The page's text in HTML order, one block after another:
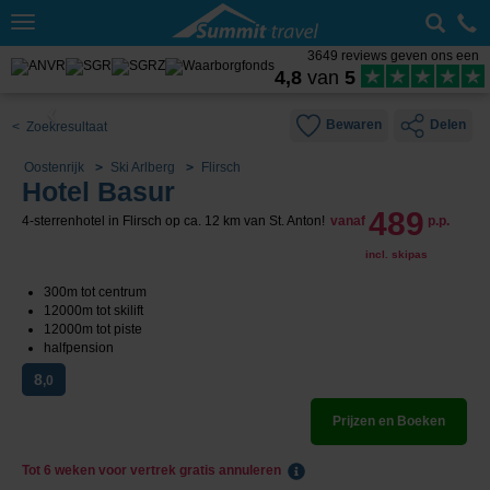
Toggle
3649 reviews geven ons een
4,8 van 5
< Zoekresultaat Bewaren Delen
Oostenrijk Ski Arlberg Flirsch
Hotel Basur
4-sterrenhotel in Flirsch op ca. 12 km van St. Anton! vanaf 489 p.p.
incl. skipas
300m tot centrum
12000m tot skilift
12000m tot piste
halfpension
8,0
Prijzen en Boeken
Tot 6 weken voor vertrek gratis annuleren